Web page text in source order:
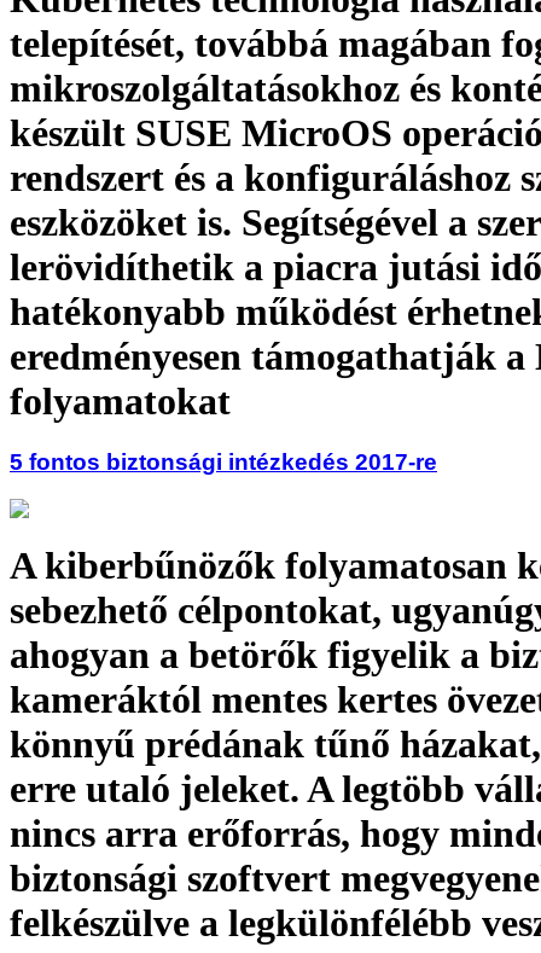
telepítését, továbbá magában
mikroszolgáltatásokhoz és
készült SUSE MicroOS
rendszert és a konfiguráláshoz
eszközöket is. Segítségével a
lerövidíthetik a piacra jutási
hatékonyabb működést
eredményesen támogathatják a
folyamatokat
5 fontos biztonsági intézkedés 2017-re
A kiberbűnözők folyamatosan
sebezhető célpontokat,
ahogyan a betörők figyelik a
kameráktól mentes kertes
könnyű prédának tűnő
erre utaló jeleket. A legtöbb
nincs arra erőforrás, hogy
biztonsági szoftvert
felkészülve a legkülönfélébb